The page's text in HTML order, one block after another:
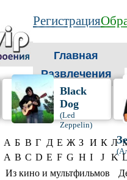
Регистрация
Главная
Развлечения
Black
Dog
(Led
Zeppelin)
А Б В Г Д Е Ж З И К Л
A B C D E F G H I J K
Из кино и мультфильмов